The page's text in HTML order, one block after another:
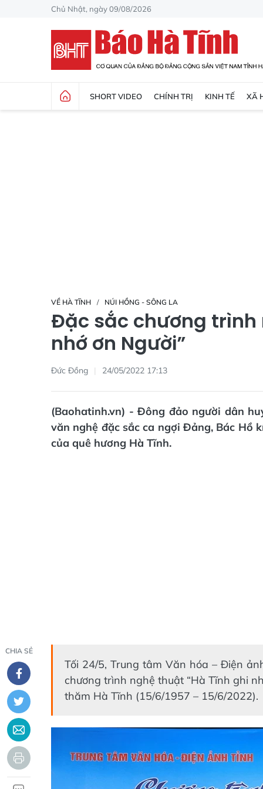
Chủ Nhật, ngày 09/08/2026
SHORT VIDEO CHÍNH TRỊ KINH TẾ XÃ
VỀ HÀ TĨNH NÚI HỒNG - SÔNG LA
Đặc sắc chương trình
nhớ ơn Người”
Đức Đồng 24/05/2022 17:13
(Baohatinh.vn) - Đông đảo người dân
văn nghệ đặc sắc ca ngợi Đảng, Bác Hồ
của quê hương Hà Tĩnh.
CHIA SẺ
Tối 24/5, Trung tâm Văn hóa – Điện
chương trình nghệ thuật “Hà Tĩnh ghi
thăm Hà Tĩnh (15/6/1957 – 15/6/2022).